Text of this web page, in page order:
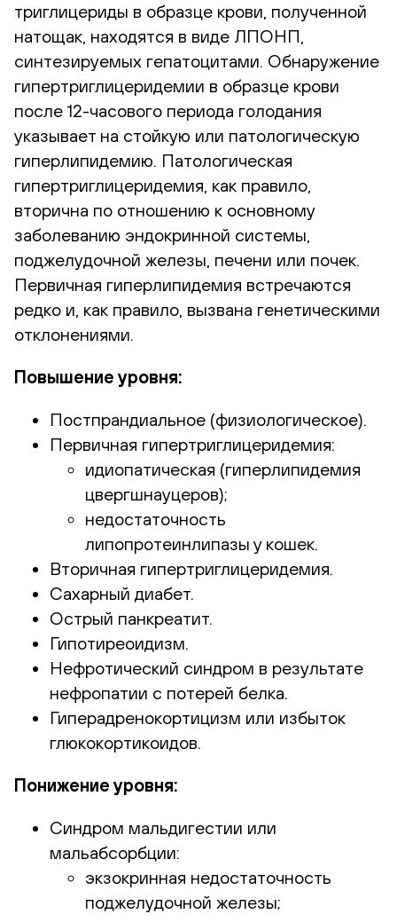
триглицериды в образце крови, полученной
натощак, находятся в виде ЛПОНП,
синтезируемых гепатоцитами. Обнаружение
гипертриглицеридемии в образце крови
после 12-часового периода голодания
указывает на стойкую или патологическую
гиперлипидемию. Патологическая
гипертриглицеридемия, как правило,
вторична по отношению к основному
заболеванию эндокринной системы,
поджелудочной железы, печени или почек.
Первичная гиперлипидемия встречаются
редко и, как правило, вызвана генетическими
отклонениями.
Повышение уровня:
Постпрандиальное (физиологическое).
Первичная гипертриглицеридемия:
идиопатическая (гиперлипидемия
цвергшнауцеров);
недостаточность
липопротеинлипазы у кошек.
Вторичная гипертриглицеридемия.
Сахарный диабет.
Острый панкреатит.
Гипотиреоидизм.
Нефротический синдром в результате
нефропатии с потерей белка.
Гиперадренокортицизм или избыток
глюкокортикоидов.
Понижение уровня:
Синдром мальдигестии или
мальабсорбции:
экзокринная недостаточность
поджелудочной железы;